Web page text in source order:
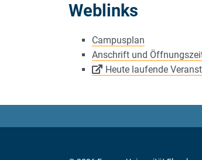
Weblinks
Campusplan
Anschrift und
Heute laufende